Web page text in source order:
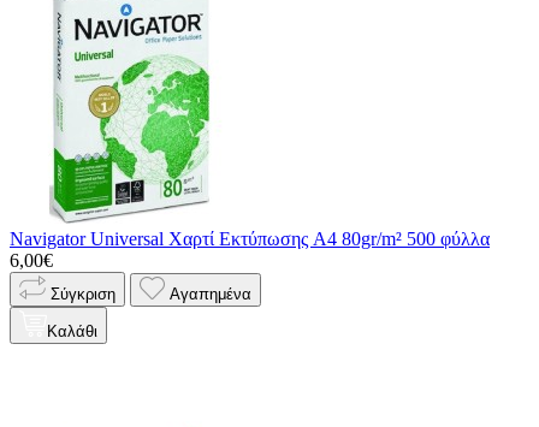
Navigator Universal Χαρτί Εκτύπωσης A4 80gr/m² 500 φύλλα
6,00€
Σύγκριση Αγαπημένα
Καλάθι